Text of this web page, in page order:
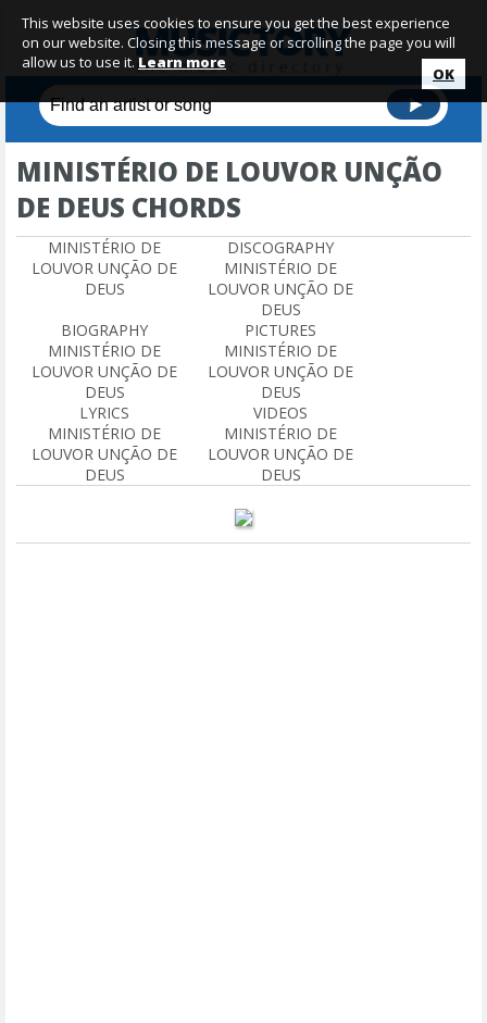
MINISTÉRIO DE LOUVOR UNÇÃO
DE DEUS CHORDS
MINISTÉRIO DE
LOUVOR UNÇÃO DE
DEUS
DISCOGRAPHY
MINISTÉRIO DE
LOUVOR UNÇÃO DE
DEUS
BIOGRAPHY
MINISTÉRIO DE
LOUVOR UNÇÃO DE
DEUS
PICTURES
MINISTÉRIO DE
LOUVOR UNÇÃO DE
DEUS
LYRICS
MINISTÉRIO DE
LOUVOR UNÇÃO DE
DEUS
VIDEOS
MINISTÉRIO DE
LOUVOR UNÇÃO DE
DEUS
This website uses cookies to ensure you get the best experience
on our website. Closing this message or scrolling the page you will
allow us to use it. Learn more
OK